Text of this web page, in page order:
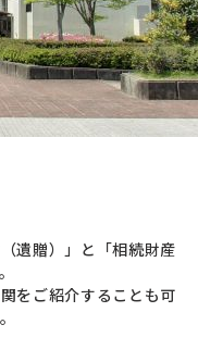
遺贈）」と「相続財産
をご紹介することも可